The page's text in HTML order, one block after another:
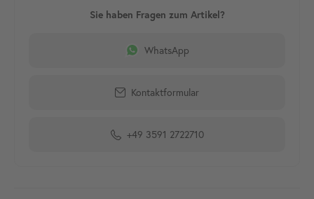
WhatsApp
Kontaktformular
+49 3591 2722710